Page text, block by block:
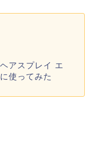
アスプレイ エ
使ってみた